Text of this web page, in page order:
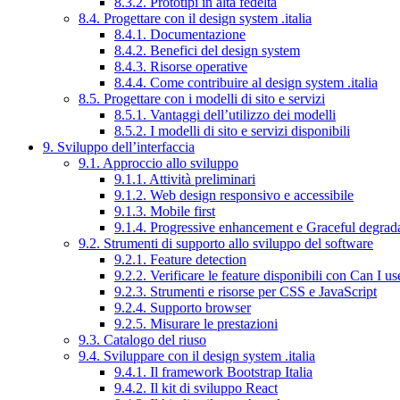
8.4. Progettare con il design system .italia
8.4.1. Documentazione
8.4.2. Benefici del design system
8.4.3. Risorse operative
8.4.4. Come contribuire al design system .italia
8.5. Progettare con i modelli di sito e servizi
8.5.1. Vantaggi dell’utilizzo dei modelli
8.5.2. I modelli di sito e servizi disponibili
9. Sviluppo dell’interfaccia
9.1. Approccio allo sviluppo
9.1.1. Attività preliminari
9.1.2. Web design responsivo e accessibile
9.1.3. Mobile first
9.1.4. Progressive enhancement e Graceful
9.2. Strumenti di supporto allo sviluppo del software
9.2.1. Feature detection
9.2.2. Verificare le feature disponibili con Can I
9.2.3. Strumenti e risorse per CSS e JavaScript
9.2.4. Supporto browser
9.2.5. Misurare le prestazioni
9.3. Catalogo del riuso
9.4. Sviluppare con il design system .italia
9.4.1. Il framework Bootstrap Italia
9.4.2. Il kit di sviluppo React